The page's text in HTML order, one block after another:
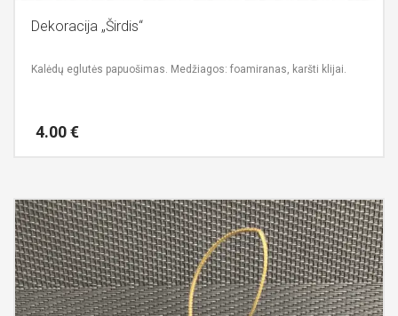
Dekoracija „Širdis“
Kalėdų eglutės papuošimas. Medžiagos: foamiranas, karšti klijai.
4.00€